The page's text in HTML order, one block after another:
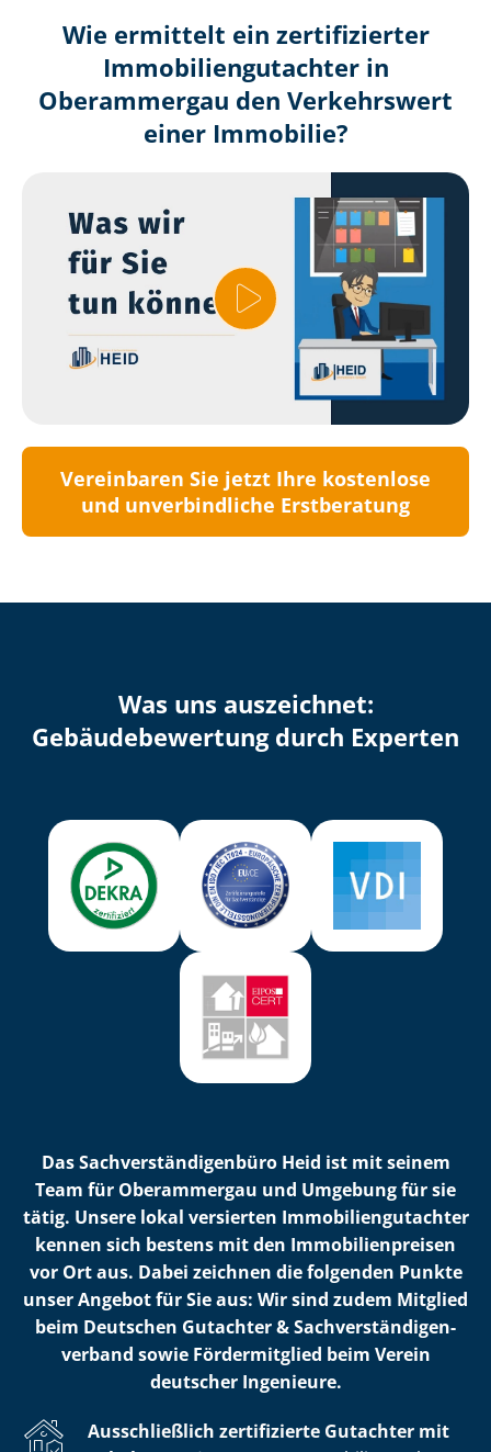
Wie ermittelt ein zertifizierter
Immobilien­gutachter in
Oberammergau den Verkehrswert
einer Immobilie?
Vereinbaren Sie jetzt Ihre kostenlose
und unverbindliche Erstberatung
Was uns auszeichnet:
Ge­bäu­de­be­wer­tung durch Experten
Das Sach­ver­stän­di­gen­bü­ro Heid ist mit seinem
Team für Oberammergau und Umgebung für sie
tätig. Unsere lokal versierten Im­mo­bi­li­en­gut­ach­ter
kennen sich bestens mit den Im­mo­bi­li­en­prei­sen
vor Ort aus. Dabei zeichnen die folgenden Punkte
unser Angebot für Sie aus: Wir sind zudem Mitglied
beim Deutschen Gutachter & Sach­ver­stän­di­gen­
ver­band sowie Fördermitglied beim Verein
deutscher Ingenieure.
Ausschließlich zertifizierte Gutachter mit